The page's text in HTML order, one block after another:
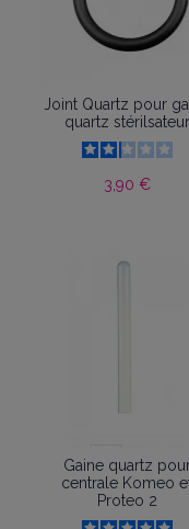
Joint Quartz pour
quartz stérilsateur
3,90 €
Gaine quartz
centrale Komeo
Proteo 2